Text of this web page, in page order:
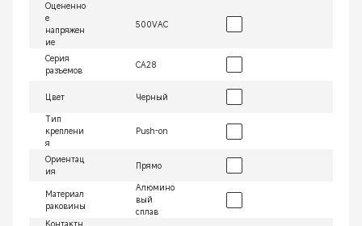
Оцененно
е
напряжен
ие
500VAC
Серия
разъемов
СА28
Цвет Черный
Тип
креплени
я
Push-on
Ориентац
ия
Прямо
Материал
раковины
Алюмино
вый
сплав